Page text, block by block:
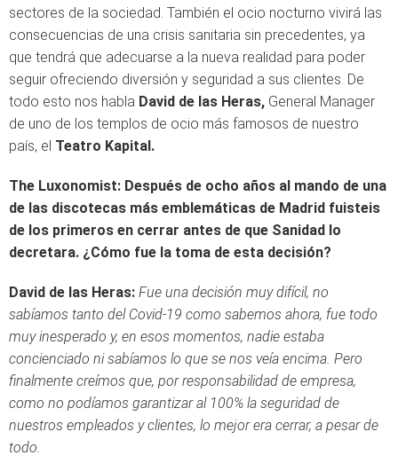
sectores de la sociedad. También el ocio nocturno vivirá las
consecuencias de una crisis sanitaria sin precedentes, ya
que tendrá que adecuarse a la nueva realidad para poder
seguir ofreciendo diversión y seguridad a sus clientes. De
todo esto nos habla David de las Heras, General Manager
de uno de los templos de ocio más famosos de nuestro
país, el Teatro Kapital.
The Luxonomist: Después de ocho años al mando de una
de las discotecas más emblemáticas de Madrid fuisteis
de los primeros en cerrar antes de que Sanidad lo
decretara. ¿Cómo fue la toma de esta decisión?
David de las Heras: Fue una decisión muy difícil, no
sabíamos tanto del Covid-19 como sabemos ahora, fue todo
muy inesperado y, en esos momentos, nadie estaba
concienciado ni sabíamos lo que se nos veía encima. Pero
finalmente creímos que, por responsabilidad de empresa,
como no podíamos garantizar al 100% la seguridad de
nuestros empleados y clientes, lo mejor era cerrar, a pesar de
todo.